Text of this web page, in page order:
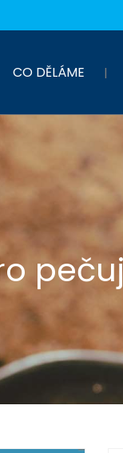
CO DĚLÁME